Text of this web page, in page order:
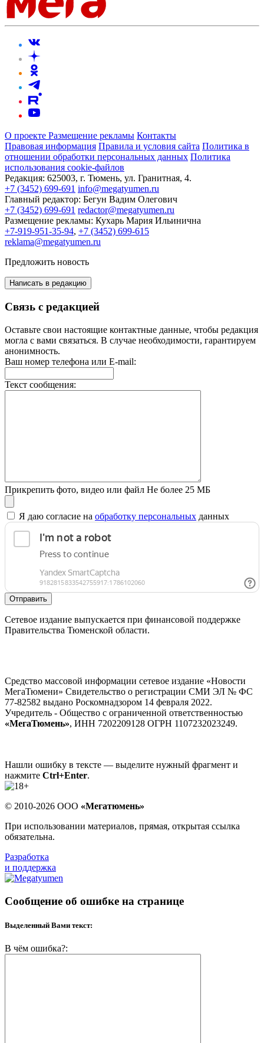
О проекте Размещение рекламы Контакты
Правовая информация Правила и условия сайта Политика в
отношении обработки персональных данных Политика
использования cookie-файлов
Редакция: 625003, г. Тюмень, ул. Гранитная, 4.
+7 (3452) 699-691 info@megatyumen.ru
Главный редактор: Бегун Вадим Олегович
+7 (3452) 699-691 redactor@megatyumen.ru
Размещение рекламы: Кухарь Мария Ильинична
+7-919-951-35-94, +7 (3452) 699-615
reklama@megatyumen.ru
Предложить новость
Написать в редакцию
Связь с редакцией
Оставьте свои настоящие контактные данные, чтобы редакция
могла с вами связаться. В случае необходимости, гарантируем
анонимность.
Ваш номер телефона или E-mail:
Текст сообщения:
Прикрепить фото, видео или файл Не более 25 МБ
Я даю согласие на обработку персональных данных
Отправить
Сетевое издание выпускается при финансовой поддержке
Правительства Тюменской области.
Средство массовой информации сетевое издание «Новости
МегаТюмени» Свидетельство о регистрации СМИ ЭЛ № ФС
77-82582 выдано Роскомнадзором 14 февраля 2022.
Учредитель - Общество с ограниченной ответственностью
«МегаТюмень», ИНН 7202209128 ОГРН 1107232023249.
Нашли ошибку в тексте — выделите нужный фрагмент и
нажмите Ctrl+Enter.
© 2010-2026 ООО «Мегатюмень»
При использовании материалов, прямая, открытая ссылка
обязательна.
Разработка
и поддержка
Сообщение об ошибке на странице
Выделенный Вами текст:
В чём ошибка?: